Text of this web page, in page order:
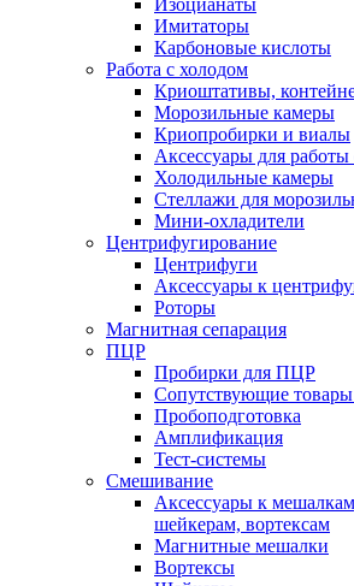
Изоцианаты
Имитаторы
Карбоновые кислоты
Работа с холодом
Криоштативы,
Морозильные камеры
Криопробирки и виалы
Аксессуары для работы
Холодильные камеры
Стеллажи для
Мини-охладители
Центрифугирование
Центрифуги
Аксессуары к
Роторы
Магнитная сепарация
ПЦР
Пробирки для ПЦР
Сопутствующие
Пробоподготовка
Амплификация
Тест-системы
Смешивание
Аксессуары к
шейкерам, вортексам
Магнитные мешалки
Вортексы